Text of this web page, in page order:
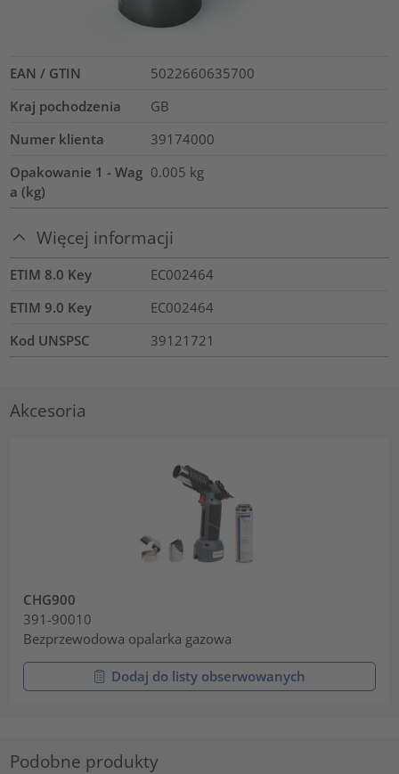
EAN / GTIN
5022660635700
Kraj pochodzenia
GB
Numer klienta
39174000
Opakowanie 1 - Wag
a (kg)
0.005 kg
Więcej informacji
ETIM 8.0 Key
EC002464
ETIM 9.0 Key
EC002464
Kod UNSPSC
39121721
Akcesoria
CHG900
391-90010
Bezprzewodowa opalarka gazowa
Dodaj do listy obserwowanych
Podobne produkty